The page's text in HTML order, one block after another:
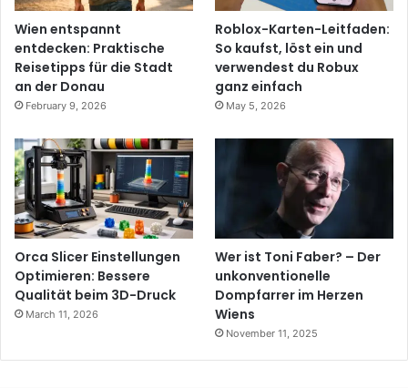
Wien entspannt
entdecken: Praktische
Reisetipps für die Stadt
an der Donau
February 9, 2026
Roblox-Karten-Leitfaden:
So kaufst, löst ein und
verwendest du Robux
ganz einfach
May 5, 2026
Orca Slicer Einstellungen
Optimieren: Bessere
Qualität beim 3D-Druck
March 11, 2026
Wer ist Toni Faber? – Der
unkonventionelle
Dompfarrer im Herzen
Wiens
November 11, 2025